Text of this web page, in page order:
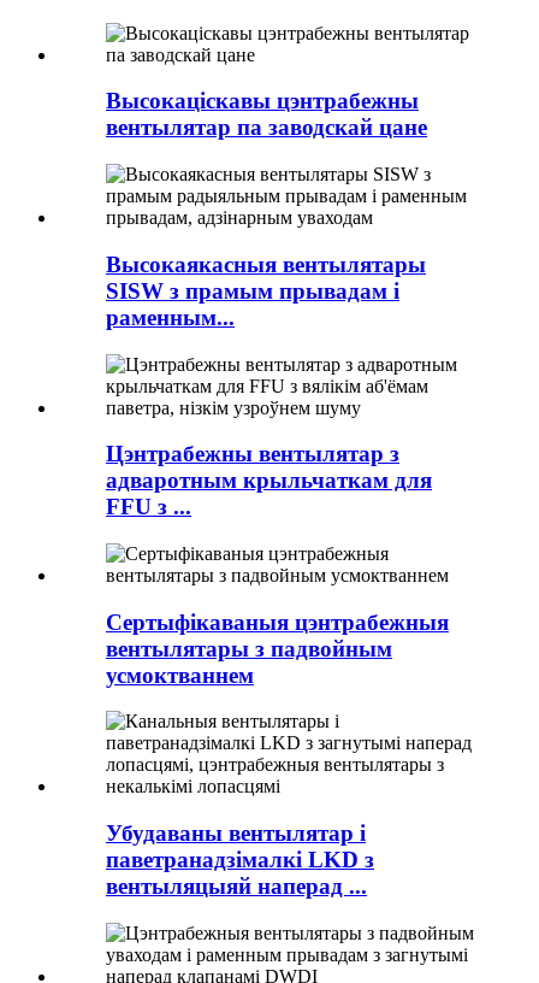
Высокаціскавы цэнтрабежны
вентылятар па заводскай цане
Высокаякасныя вентылятары
SISW з прамым прывадам і
раменным...
Цэнтрабежны вентылятар з
адваротным крыльчаткам для
FFU з ...
Сертыфікаваныя цэнтрабежныя
вентылятары з падвойным
усмоктваннем
Убудаваны вентылятар і
паветранадзімалкі LKD з
вентыляцыяй наперад ...